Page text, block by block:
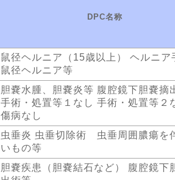
DPC名称
鼠径ヘルニア（15歳以上） ヘルニ
鼠径ヘルニア等
胆嚢水腫、胆嚢炎等 腹腔鏡下胆嚢摘
手術・処置等１なし 手術・処置等２
傷病なし
虫垂炎 虫垂切除術 虫垂周囲膿瘍を
いもの等
胆嚢疾患（胆嚢結石など） 腹腔鏡下